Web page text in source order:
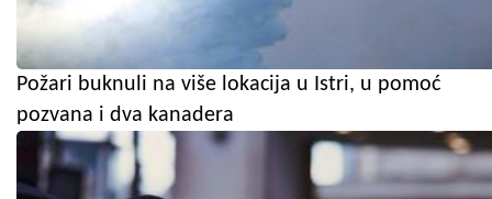
Požari buknuli na više lokacija u Istri, u pomoć
pozvana i dva kanadera